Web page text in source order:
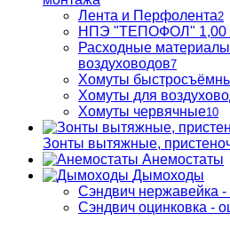
Лента и Перфолента2
НПЭ "ТЕПОФОЛ" 1,00
Расходные
воздуховодов7
Хомуты
Хомуты для
Хомуты червячные10
Зонты вытяжные,
Анемостаты
Дымоходы
Сэндвич нержавейка
Сэндвич оцинковка -